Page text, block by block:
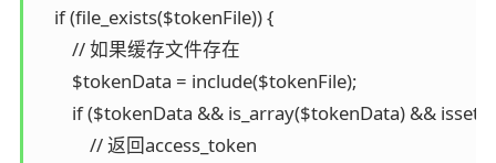
    if (file_exists($tokenFile)) {
        // 如果缓存文件存在
        $tokenData = include($tokenFile);
if ($tokenData && is_array($tokenData) &&
            // 返回access_token